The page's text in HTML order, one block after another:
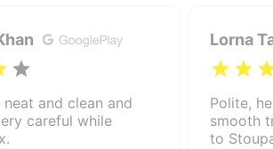
and clean and
careful while
Lorna
Polite,
smooth
to